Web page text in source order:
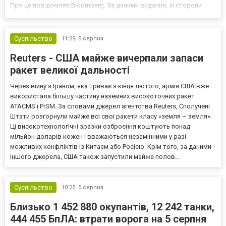
Про це повідомляє Bloomberg. За даними видання, зі сторони
Суспільство
11:29, 5 серпня
Reuters - США майже вичерпали запаси
ракет великої дальності
Через війну з Іраном, яка триває з кінця лютого, армія США вже
використала більшу частину наземних високоточних ракет
ATACMS і PrSM. За словами джерел агентства Reuters, Сполучені
Штати розгорнули майже всі свої ракети класу «земля – земля».
Ці високотехнологічні зразки озброєння коштують понад
мільйон доларів кожен і вважаються незамінними у разі
можливих конфліктів із Китаєм або Росією. Крім того, за даними
іншого джерела, США також запустили майже полов...
Суспільство 10:25, 5 серпня
Близько 1 452 880 окупантів, 12 242 танки,
444 455 БпЛА: втрати ворога на 5 серпня